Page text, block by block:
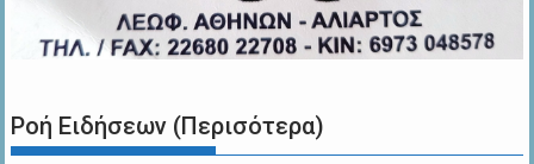
Ροή Ειδήσεων (Περισότερα)